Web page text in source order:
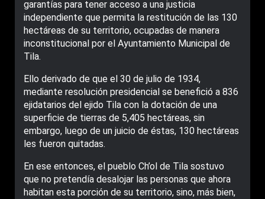
garantías para tener acceso a una justicia
independiente que permita la restitución de las 130
hectáreas de su territorio, ocupadas de manera
inconstitucional por el Ayuntamiento Municipal de
Tila.
Ello derivado de que el 30 de julio de 1934,
mediante resolución presidencial se benefició a 836
ejidatarios del ejido Tila con la dotación de una
superficie de tierras de 5,405 hectáreas, sin
embargo, luego de un juicio de éstas, 130 hectáreas
les fueron quitadas.
En ese entonces, el pueblo Ch’ol de Tila sostuvo
que no pretendía desalojar las personas que ahora
habitan esta porción de su territorio, sino, más bien,